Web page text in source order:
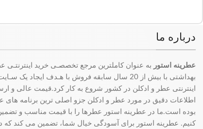
درباره ما
عطرینه استور به عنوان کاملترین مرجع تخصصـی خرید اینترنتـی
بهداشتی با بیش از 20 سال سابقه فروش با هـدف ایجاد
اینترنتی عطر و ادکلن در کشور شروع به کار کرد.قیمت عالی و
اطلاعات دقیق در مورد عطر و ادکلن جزو اصلی ترین برنامه های
بوده است.ما در عطرینه استور عطرها را با قیمت مناسب و
کنیم. عطرینه استور برای آسودگی خیال شما، تضمین می کند